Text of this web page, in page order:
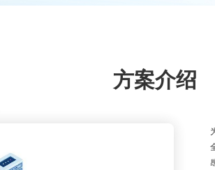
方案介绍